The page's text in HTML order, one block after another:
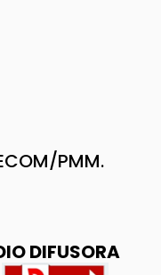
PMM.
DIFUSORA